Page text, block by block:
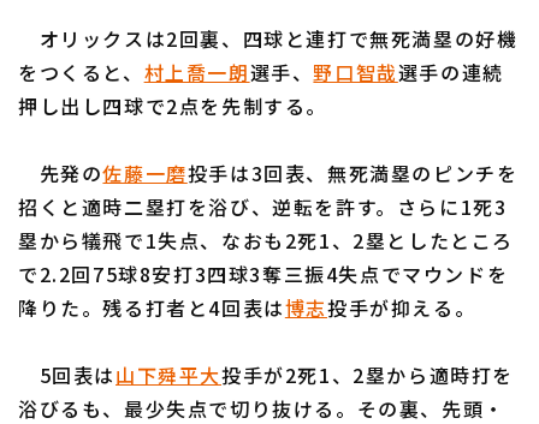
千葉ロッテマリーンズ
オリックス・バファローズ
オリックスは2回裏、四球と連打で無死満塁の好機
をつくると、 村上喬一朗選手、野口智哉選手の連続
押し出し四球で2点を先制する。
先発の佐藤一磨投手は3回表、無死満塁のピンチを
招くと適時二塁打を浴び、逆転を許す。さらに1死3
塁から犠飛で1失点、なおも2死1、2塁としたところ
で2.2回75球8安打3四球3奪三振4失点でマウンドを
降りた。残る打者と4回表は博志投手が抑える。
5回表は山下舜平大投手が2死1、2塁から適時打を
浴びるも、最少失点で切り抜ける。その裏、先頭・